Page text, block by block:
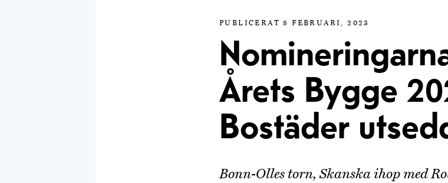
PUBLICERAT 8 FEBRUARI, 2023
Årets Bygge
Bostäder
Bonn-Olles torn, Skanska ihop med